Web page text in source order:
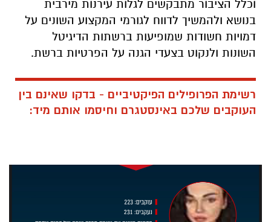
וכלל הציבור מתבקשים לגלות עירנות מירבית
בנושא ולהמשיך לדווח לגורמי המקצוע השונים על
דמויות חשודות שמופיעות ברשתות הדיגיטל
השונות ולנקוט בצעדי הגנה על הפרטיות ברשת.
רשימת הפרופילים הפיקטיביים - בדקו שאינם בין
העוקבים שלכם באינסטגרם וחיסמו אותם מיד: